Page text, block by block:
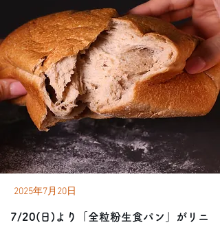
2025年7月20日
7/20(日)より「全粒粉生食パン」がリニ